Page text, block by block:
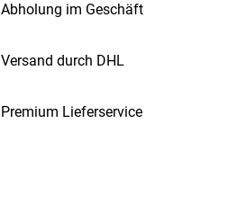
Abholung im Geschäft
Versand durch DHL
Premium Lieferservice